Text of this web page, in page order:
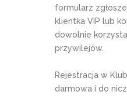
formularz
klientka VIP lub
dowolnie
przywilejów.
Rejestracja w
darmowa i do